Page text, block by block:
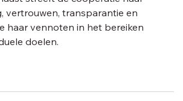
vertrouwen, transparantie en
haar vennoten in het bereiken
doelen.